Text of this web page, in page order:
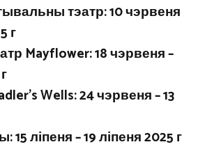
тэатр: 10 чэрвеня
г
Mayflower: 18 чэрвеня –
Wells: 24 чэрвеня – 13
ліпеня – 19 ліпеня 2025 г